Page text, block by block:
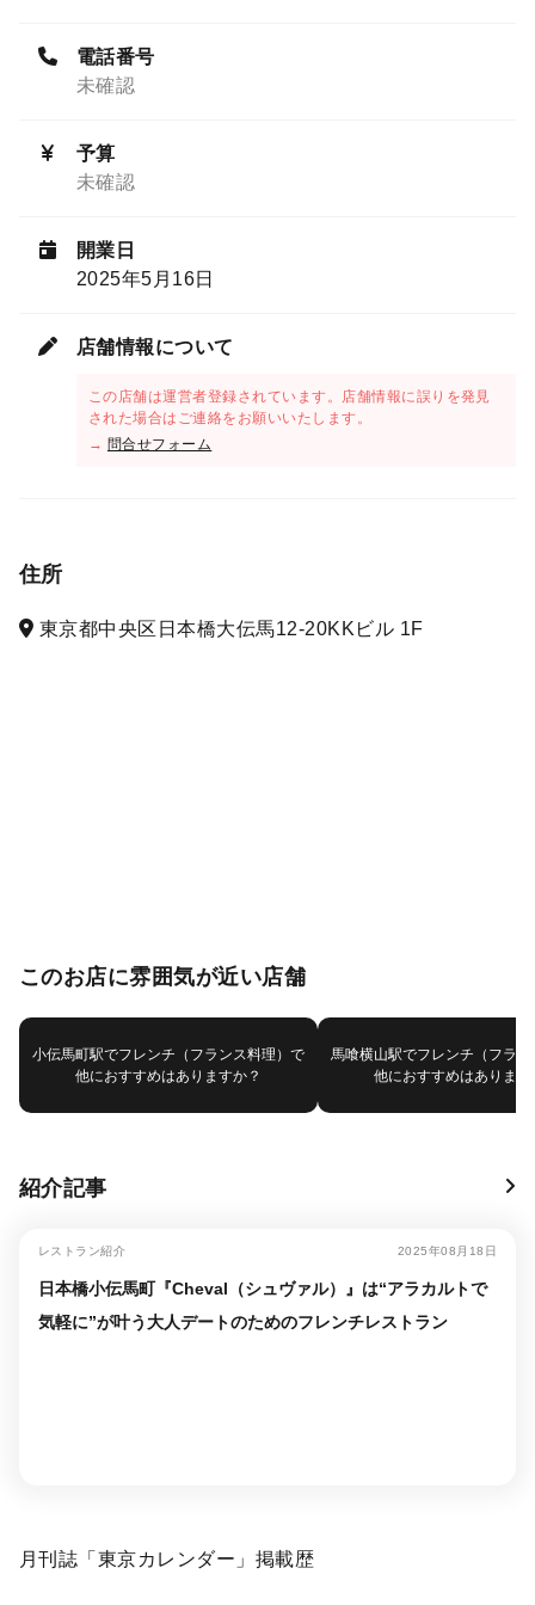
電話番号
未確認
予算
未確認
開業日
2025年5月16日
店舗情報について
この店舗は運営者登録されています。店舗情報に誤りを発見
された場合はご連絡をお願いいたします。
→ 問合せフォーム
住所
東京都中央区日本橋大伝馬12-20KKビル 1F
このお店に雰囲気が近い店舗
小伝馬町駅でフレンチ（フランス料理）で
他におすすめはありますか？
馬喰横山駅でフレンチ（フラ
他におすすめはあります
紹介記事
レストラン紹介 2025年08月18日
日本橋小伝馬町『Cheval（シュヴァル）』は“アラカルトで
気軽に”が叶う大人デートのためのフレンチレストラン
月刊誌「東京カレンダー」掲載歴